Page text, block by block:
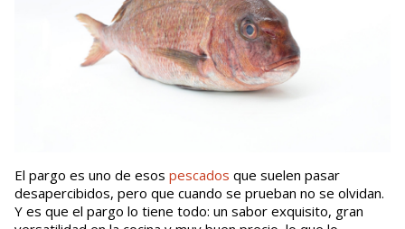
El pargo es uno de esos pescados que suelen pasar
desapercibidos, pero que cuando se prueban no se olvidan.
Y es que el pargo lo tiene todo: un sabor exquisito, gran